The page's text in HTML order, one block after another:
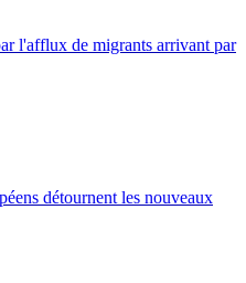
l'afflux de migrants arrivant par
détournent les nouveaux